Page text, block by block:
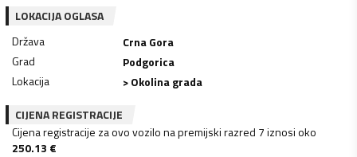
LOKACIJA OGLASA
Država
Crna Gora
Grad
Podgorica
Lokacija
> Okolina grada
CIJENA REGISTRACIJE
Cijena registracije za ovo vozilo na premijski razred 7 iznosi oko
250.13 €